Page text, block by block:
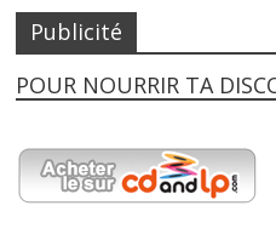
Publicité
POUR NOURRIR TA